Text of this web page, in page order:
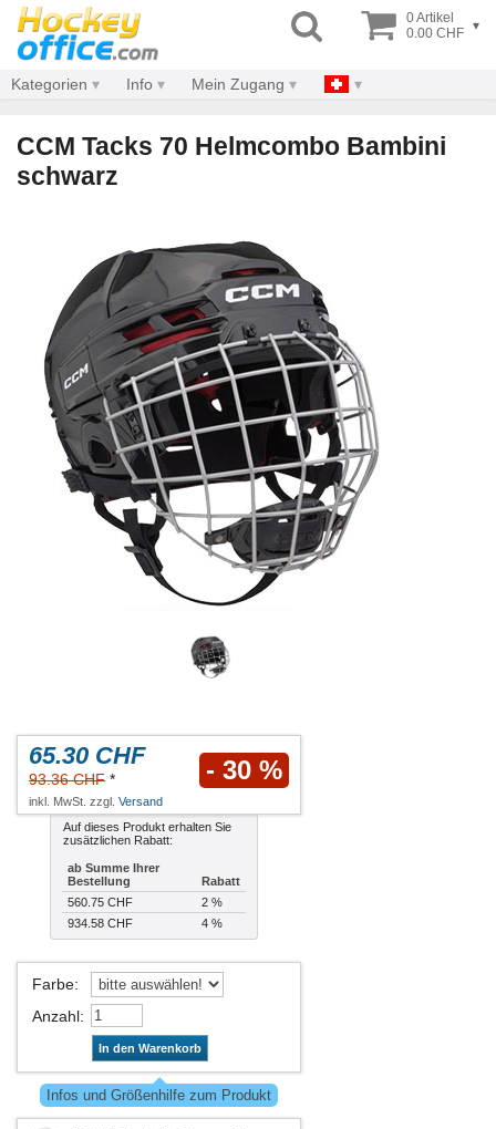
0 Artikel
0.00 CHF ▾
Kategorien Info Mein Zugang
CCM Tacks 70 Helmcombo Bambini
schwarz
65.30 CHF
93.36 CHF * - 30 %
inkl. MwSt. zzgl. Versand
Auf dieses Produkt erhalten Sie
zusätzlichen Rabatt:
ab Summe Ihrer
Bestellung
Rabatt
560.75 CHF
2 %
934.58 CHF
4 %
Farbe:
Anzahl:
In den Warenkorb
Infos und Größenhilfe zum Produkt